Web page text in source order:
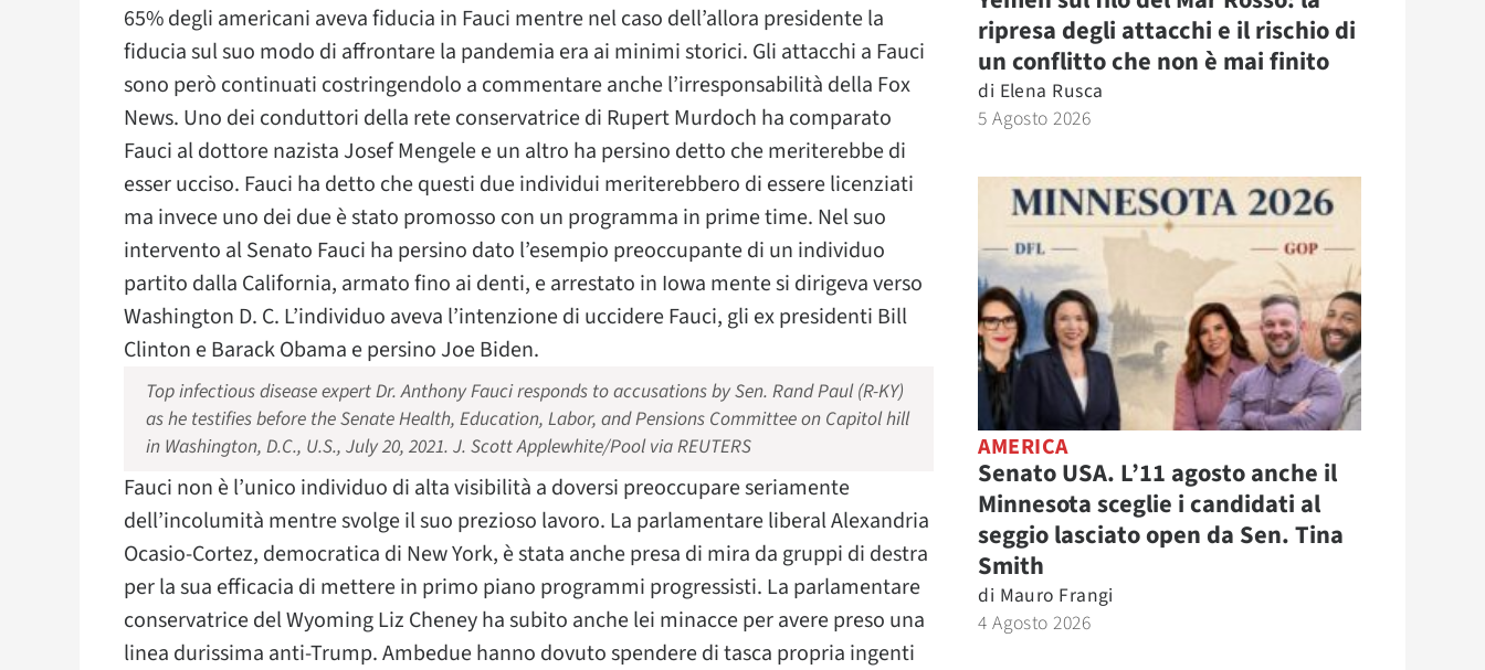
65% degli americani aveva fiducia in Fauci mentre nel caso dell’allora presidente la
fiducia sul suo modo di affrontare la pandemia era ai minimi storici. Gli attacchi a Fauci
sono però continuati costringendolo a commentare anche l’irresponsabilità della Fox
News. Uno dei conduttori della rete conservatrice di Rupert Murdoch ha comparato
Fauci al dottore nazista Josef Mengele e un altro ha persino detto che meriterebbe di
esser ucciso. Fauci ha detto che questi due individui meriterebbero di essere licenziati
ma invece uno dei due è stato promosso con un programma in prime time. Nel suo
intervento al Senato Fauci ha persino dato l’esempio preoccupante di un individuo
partito dalla California, armato fino ai denti, e arrestato in Iowa mente si dirigeva verso
Washington D. C. L’individuo aveva l’intenzione di uccidere Fauci, gli ex presidenti Bill
Clinton e Barack Obama e persino Joe Biden.
Top infectious disease expert Dr. Anthony Fauci responds to accusations by Sen. Rand Paul (R-KY)
as he testifies before the Senate Health, Education, Labor, and Pensions Committee on Capitol hill
in Washington, D.C., U.S., July 20, 2021. J. Scott Applewhite/Pool via REUTERS
Fauci non è l’unico individuo di alta visibilità a doversi preoccupare seriamente
dell’incolumità mentre svolge il suo prezioso lavoro. La parlamentare liberal Alexandria
Ocasio-Cortez, democratica di New York, è stata anche presa di mira da gruppi di destra
per la sua efficacia di mettere in primo piano programmi progressisti. La parlamentare
conservatrice del Wyoming Liz Cheney ha subito anche lei minacce per avere preso una
linea durissima anti-Trump. Ambedue hanno dovuto spendere di tasca propria ingenti
ripresa degli attacchi e il rischio di
un conflitto che non è mai finito
di Elena Rusca
5 Agosto 2026
AMERICA
Senato USA. L’11 agosto anche il
Minnesota sceglie i candidati al
seggio lasciato open da Sen. Tina
Smith
di Mauro Frangi
4 Agosto 2026